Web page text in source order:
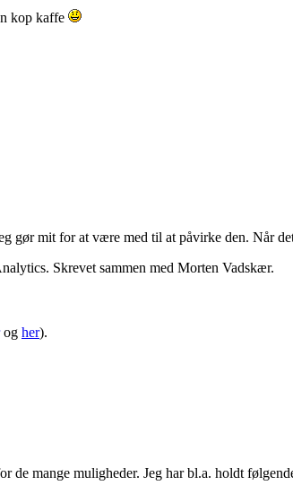
kop kaffe
gør mit for at være med til at påvirke den. Når
Skrevet sammen med Morten Vadskær.
og her).
de mange muligheder. Jeg har bl.a. holdt